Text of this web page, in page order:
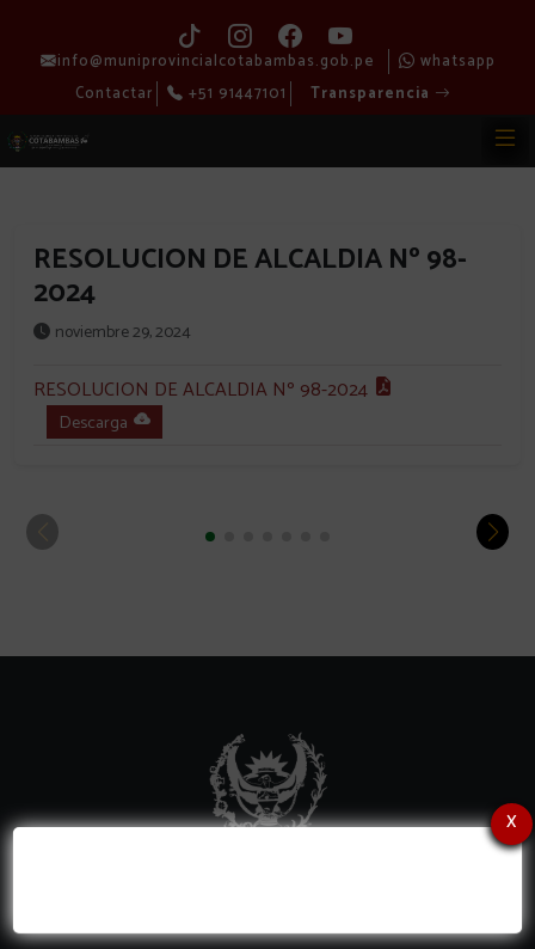
info@muniprovincialcotabambas.gob.pe
whatsapp
Contactar
+51 91447101 Transparencia
RESOLUCION DE ALCALDIA Nº 98-
2024
noviembre 29, 2024
RESOLUCION DE ALCALDIA Nº 98-2024
Descarga
x